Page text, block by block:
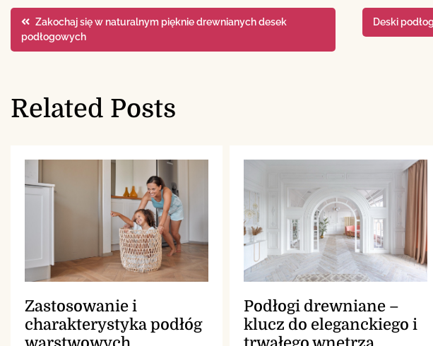
Nawigacja
wpisu
Zakochaj się w naturalnym pięknie drewnianych desek
podłogowych
Deski
Related Posts
Zastosowanie i
charakterystyka podłóg
Podłogi drewniane –
klucz do eleganckiego i